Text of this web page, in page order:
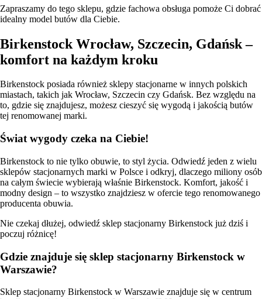
Zapraszamy do tego sklepu, gdzie fachowa obsługa pomoże Ci dobrać
idealny model butów dla Ciebie.
Birkenstock Wrocław, Szczecin, Gdańsk –
komfort na każdym kroku
Birkenstock posiada również sklepy stacjonarne w innych polskich
miastach, takich jak Wrocław, Szczecin czy Gdańsk. Bez względu na
to, gdzie się znajdujesz, możesz cieszyć się wygodą i jakością butów
tej renomowanej marki.
Świat wygody czeka na Ciebie!
Birkenstock to nie tylko obuwie, to styl życia. Odwiedź jeden z wielu
sklepów stacjonarnych marki w Polsce i odkryj, dlaczego miliony osób
na całym świecie wybierają właśnie Birkenstock. Komfort, jakość i
modny design – to wszystko znajdziesz w ofercie tego renomowanego
producenta obuwia.
Nie czekaj dłużej, odwiedź sklep stacjonarny Birkenstock już dziś i
poczuj różnicę!
Gdzie znajduje się sklep stacjonarny Birkenstock w
Warszawie?
Sklep stacjonarny Birkenstock w Warszawie znajduje się w centrum